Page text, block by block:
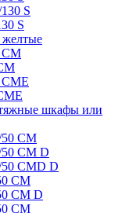
S
S
желтые
CM
шкафы или
CM
CM D
CMD D
CM
CM D
CM